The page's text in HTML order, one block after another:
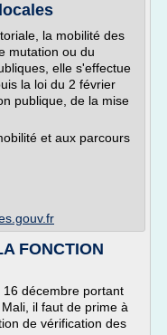
la mobilité des
mutation ou du
elle s'effectue
la loi du 2 février
publique, de la mise
et aux parcours
FONCTION
16 décembre portant
il faut de prime à
de vérification des